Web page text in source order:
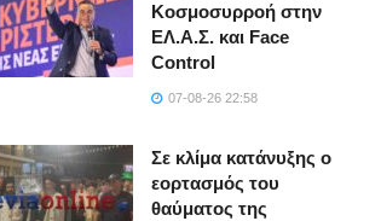
Κοσμοσυρροή στην
ΕΛ.Α.Σ. και Face
Control
07-08-26 22:58
Σε κλίμα κατάνυξης ο
εορτασμός του
θαύματος της